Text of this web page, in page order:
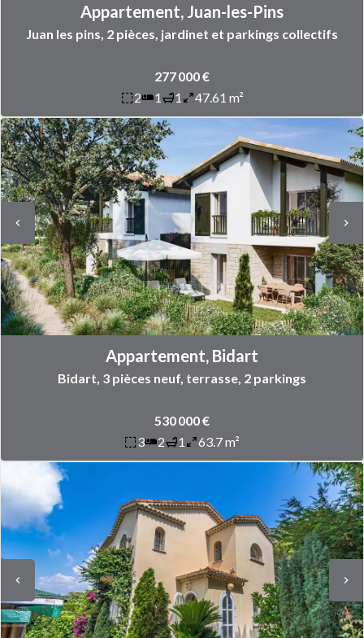
Appartement, Juan-les-Pins
Juan les pins, 2 pièces, jardinet et parkings collectifs
277 000 €
2
1 1 47.61 m²
Appartement, Bidart
Bidart, 3 pièces neuf, terrasse, 2 parkings
530 000 €
3
2 1 63.7 m²